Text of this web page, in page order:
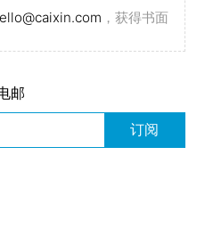
，获得书面
邮
订阅